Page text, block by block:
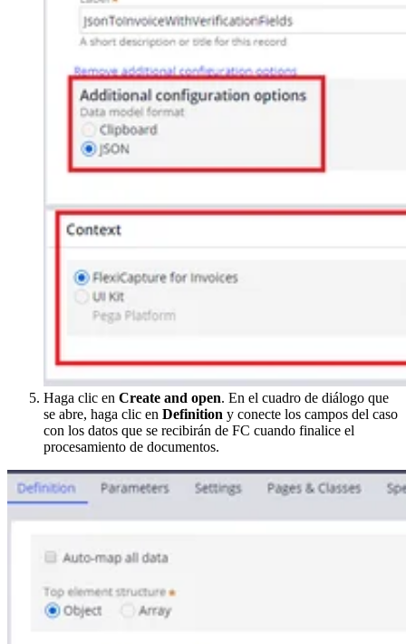
Haga clic en Create and open. En el cuadro de diálogo que
se abre, haga clic en Definition y conecte los campos del caso
con los datos que se recibirán de FC cuando finalice el
procesamiento de documentos.